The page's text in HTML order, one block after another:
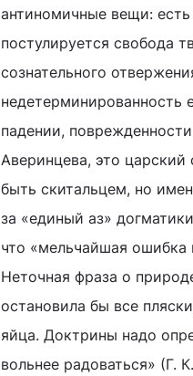
антиномичные вещи:
постулируется свобода
сознательного
недетерминированность
падении,
Аверинцева, это
быть скитальцем, но
за «единый аз»
что «мельчайшая
Неточная фраза о
остановила бы все
яйца. Доктрины надо
вольнее радоваться» (Г.